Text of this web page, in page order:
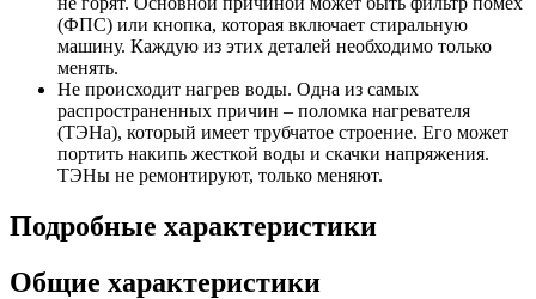
(ФПС) или кнопка, которая включает стиральную
машину. Каждую из этих деталей необходимо только
менять.
Не происходит нагрев воды. Одна из самых
распространенных причин – поломка нагревателя
(ТЭНа), который имеет трубчатое строение. Его может
портить накипь жесткой воды и скачки напряжения.
ТЭНы не ремонтируют, только меняют.
Подробные характеристики
Общие характеристики